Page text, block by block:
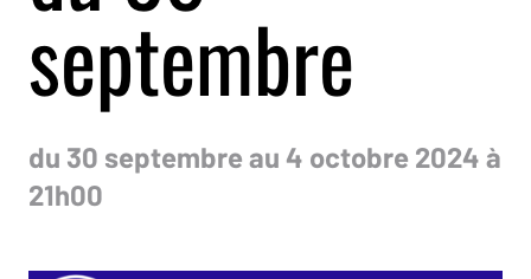
septembre
du 30 septembre au 4 octobre 2024 à
21h00